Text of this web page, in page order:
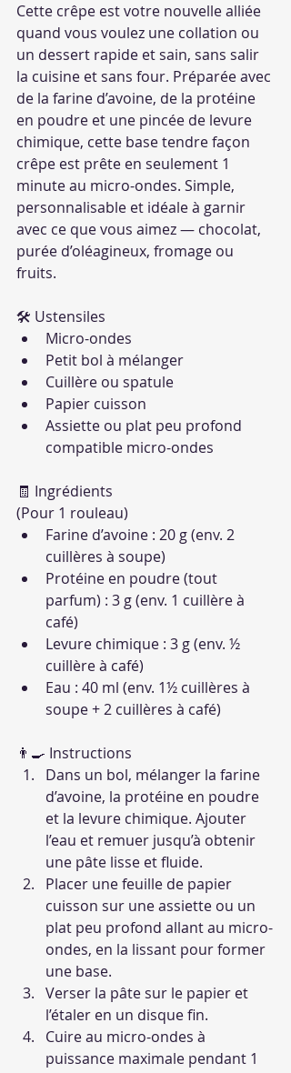
Cette crêpe est votre nouvelle alliée
quand vous voulez une collation ou
un dessert rapide et sain, sans salir
la cuisine et sans four. Préparée avec
de la farine d’avoine, de la protéine
en poudre et une pincée de levure
chimique, cette base tendre façon
crêpe est prête en seulement 1
minute au micro-ondes. Simple,
personnalisable et idéale à garnir
avec ce que vous aimez — chocolat,
purée d’oléagineux, fromage ou
fruits.
🛠 Ustensiles
Micro-ondes
Petit bol à mélanger
Cuillère ou spatule
Papier cuisson
Assiette ou plat peu profond
compatible micro-ondes
🧾 Ingrédients
(Pour 1 rouleau)
Farine d’avoine : 20 g (env. 2
cuillères à soupe)
Protéine en poudre (tout
parfum) : 3 g (env. 1 cuillère à
café)
Levure chimique : 3 g (env. ½
cuillère à café)
Eau : 40 ml (env. 1½ cuillères à
soupe + 2 cuillères à café)
👨‍🍳 Instructions
Dans un bol, mélanger la farine
d’avoine, la protéine en poudre
et la levure chimique. Ajouter
l’eau et remuer jusqu’à obtenir
une pâte lisse et fluide.
Placer une feuille de papier
cuisson sur une assiette ou un
plat peu profond allant au micro-
ondes, en la lissant pour former
une base.
Verser la pâte sur le papier et
l’étaler en un disque fin.
Cuire au micro-ondes à
puissance maximale pendant 1